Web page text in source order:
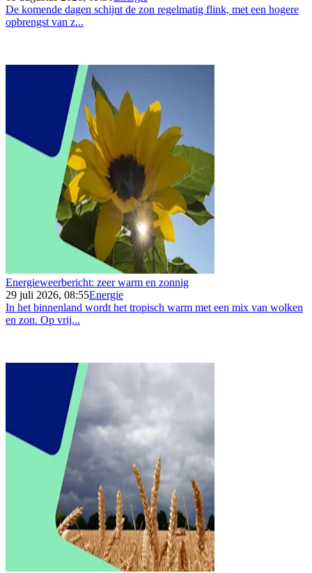
De komende dagen schijnt de zon regelmatig flink, met een hogere
opbrengst van z...
Energieweerbericht: zeer warm en zonnig
29 juli 2026, 08:55Energie
In het binnenland wordt het tropisch warm met een mix van wolken
en zon. Op vrij...